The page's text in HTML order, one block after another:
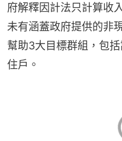
府解釋因計法只計算收
未有涵蓋政府提供的非
幫助3大目標群組，包
住戶。